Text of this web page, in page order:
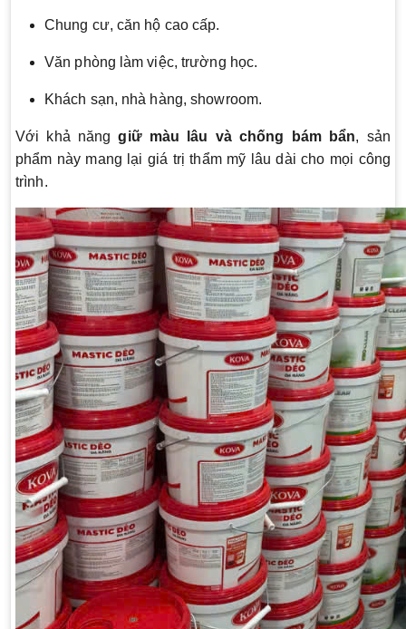
Chung cư, căn hộ cao cấp.
Văn phòng làm việc, trường học.
Khách sạn, nhà hàng, showroom.
Với khả nănggiữ màu lâu và chống bám bẩn, sản
phẩm này mang lại giá trị thẩm mỹ lâu dài cho mọi công
trình.